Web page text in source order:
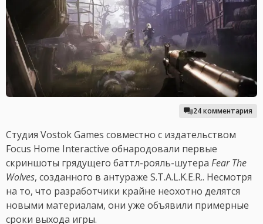
24 комментария
Студия Vostok Games совместно с издательством
Focus Home Interactive обнародовали первые
скриншоты грядущего баттл-рояль-шутера Fear The
Wolves, созданного в антураже S.T.A.L.K.E.R.. Несмотря
на то, что разработчики крайне неохотно делятся
новыми материалам, они уже объявили примерные
сроки выхода игры.